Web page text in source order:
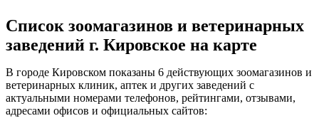
Список зоомагазинов и ветеринарных
заведений г. Кировское на карте
В городе Кировском показаны 6 действующих зоомагазинов и
ветеринарных клиник, аптек и других заведений с
актуальными номерами телефонов, рейтингами, отзывами,
адресами офисов и официальных сайтов: